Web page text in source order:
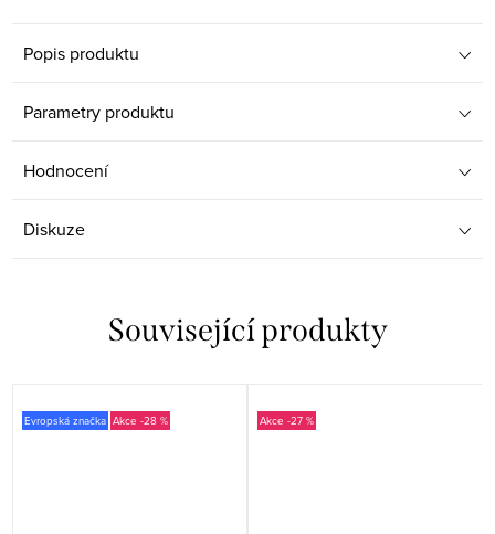
Popis produktu
Parametry produktu
Hodnocení
Diskuze
Související produkty
Evropská značka -28 % -27 %